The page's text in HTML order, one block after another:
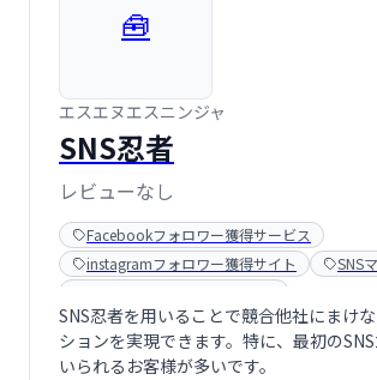
🧰
エスエヌエスニンジャ
SNS忍者
レビューなし
Facebookフォロワー獲得サービス
instagramフォロワー獲得サイト
SNS
Youtube登録者購入サイト
SNS忍者を用いることで競合他社にまけ
ションを実現できます。特に、最初の
いられるお客様が多いです。